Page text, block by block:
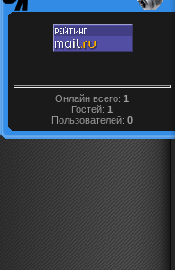
Онлайн всего:1
Гостей:1
Пользователей:0